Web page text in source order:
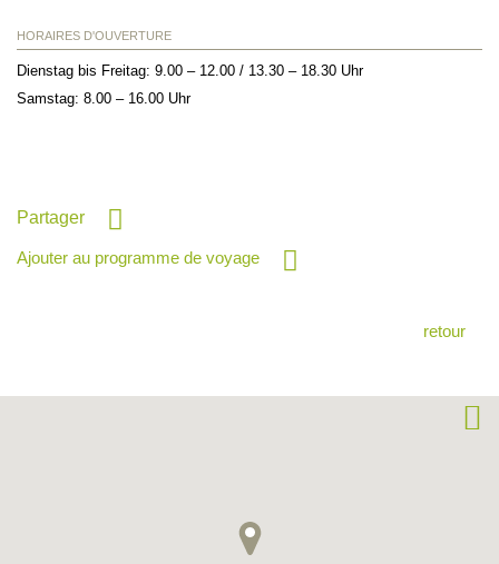
HORAIRES D'OUVERTURE
Dienstag bis Freitag: 9.00 – 12.00 / 13.30 – 18.30 Uhr
Samstag: 8.00 – 16.00 Uhr
Partager
Ajouter au programme de voyage
retour